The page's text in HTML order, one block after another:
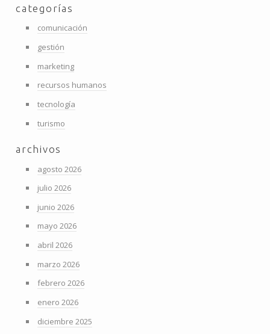
categorías
comunicación
gestión
marketing
recursos humanos
tecnología
turismo
archivos
agosto 2026
julio 2026
junio 2026
mayo 2026
abril 2026
marzo 2026
febrero 2026
enero 2026
diciembre 2025